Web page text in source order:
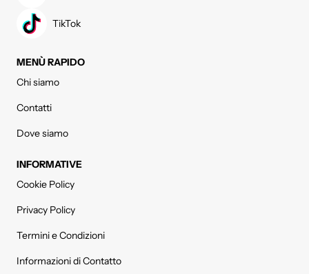
TikTok
MENÙ RAPIDO
Chi siamo
Contatti
Dove siamo
INFORMATIVE
Cookie Policy
Privacy Policy
Termini e Condizioni
Informazioni di Contatto